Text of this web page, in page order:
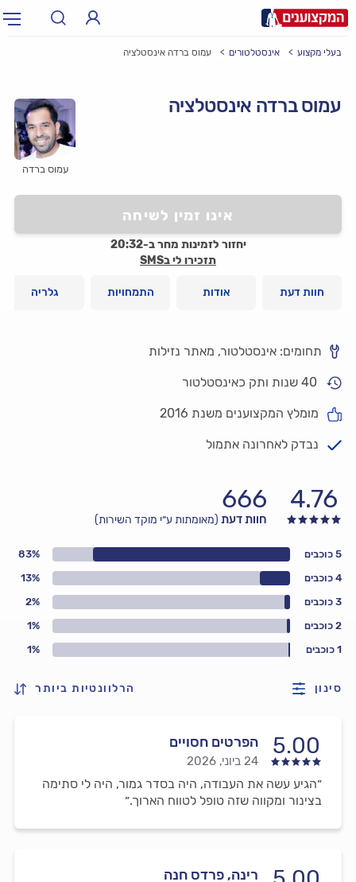
בעלי מקצוע אינסטלטורים עמוס ברדה אינסטלציה
עמוס ברדה
עמוס ברדה אינסטלציה
אינו זמין לשיחה
יחזור לזמינות מחר ב-20:32
תזכירו לי בSMS
חוות דעת אודות התמחויות גלריה
תחומים: אינסטלטור, מאתר נזילות
40 שנות ותק כאינסטלטור
מומלץ המקצוענים משנת 2016
נבדק לאחרונה אתמול
4.76
666
חוות דעת (מאומתות ע״י מוקד השירות)
1 כוכבים 1%
2 כוכבים 1%
3 כוכבים 2%
4 כוכבים 13%
5 כוכבים 83%
סינון הרלוונטיות ביותר
5.00 הפרטים חסויים
24 ביוני, 2026
״הגיע עשה את העבודה, היה בסדר גמור, היה לי סתימה
בצינור ומקווה שזה טופל לטווח הארוך.״
רינה, פרדס חנה